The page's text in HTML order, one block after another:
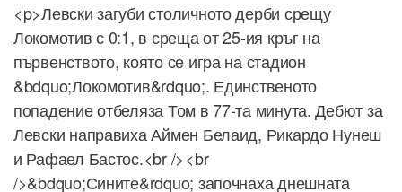
<p>Левски загуби столичното дерби срещу
Локомотив с 0:1, в среща от 25-ия кръг на
първенството, която се игра на стадион
&bdquo;Локомотив&rdquo;. Единственото
попадение отбеляза Том в 77-та минута. Дебют за
Левски направиха Аймен Белаид, Рикардо Нунеш
и Рафаел Бастос.<br /><br
/>&bdquo;Сините&rdquo; започнаха днешната